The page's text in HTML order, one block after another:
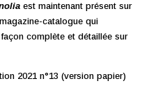
est maintenant présent sur
magazine-catalogue qui
complète et détaillée sur
2021 n°13 (version papier)